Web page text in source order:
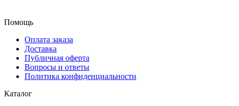
Помощь
Оплата заказа
Доставка
Публичная оферта
Вопросы и ответы
Политика конфиденциальности
Каталог